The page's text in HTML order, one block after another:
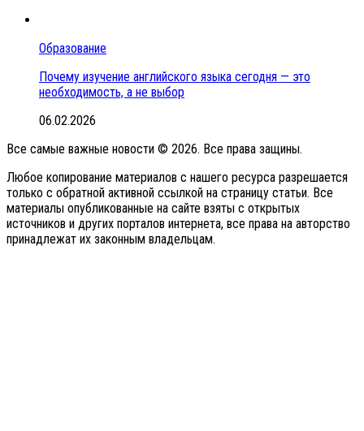
Образование
Почему изучение английского языка сегодня — это
необходимость, а не выбор
06.02.2026
Все самые важные новости © 2026. Все права защины.
Любое копирование материалов с нашего ресурса разрешается
только с обратной активной ссылкой на страницу статьи. Все
материалы опубликованные на сайте взяты с открытых
источников и других порталов интернета, все права на авторство
принадлежат их законным владельцам.